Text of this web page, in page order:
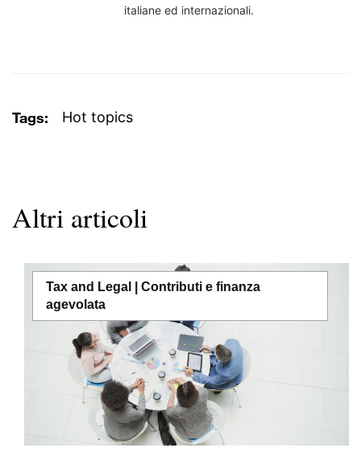
italiane ed internazionali.
Tags: Hot topics
Altri articoli
Tax and Legal | Contributi e finanza
agevolata